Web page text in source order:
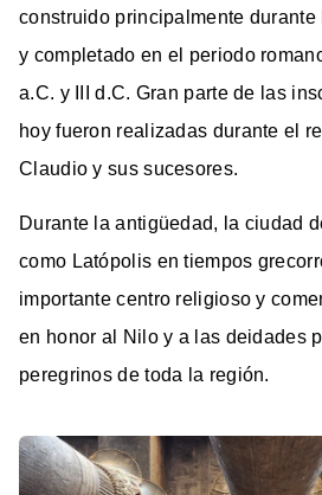
construido principalmente
y completado en el periodo
a.C. y III d.C. Gran parte de las
hoy fueron realizadas durante el
Claudio y sus sucesores.
Durante la antigüedad, la ciudad
como Latópolis en tiempos
importante centro religioso y
en honor al Nilo y a las deidades
peregrinos de toda la región.